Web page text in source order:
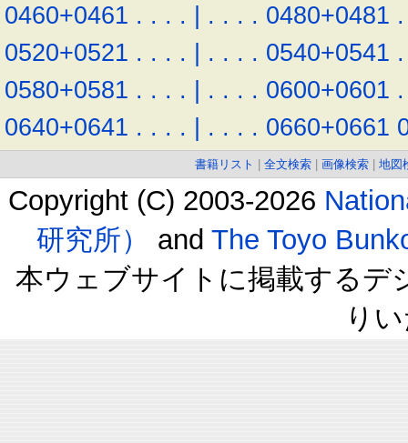
0460+0461 . . . . | . . . . 0480+0481 .
0520+0521 . . . . | . . . . 0540+0541 .
0580+0581 . . . . | . . . . 0600+0601 .
0640+0641 . . . . | . . . . 0660+0661
書籍リスト 全文検索 画像検索 地図
Copyright (C) 2003-2026
研究所）
and The Toyo
本ウェブサイトに掲載するデ
り